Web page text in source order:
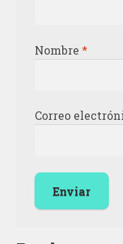
Nombre *
Correo